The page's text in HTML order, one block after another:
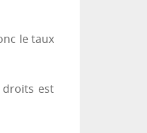
le taux
droits est